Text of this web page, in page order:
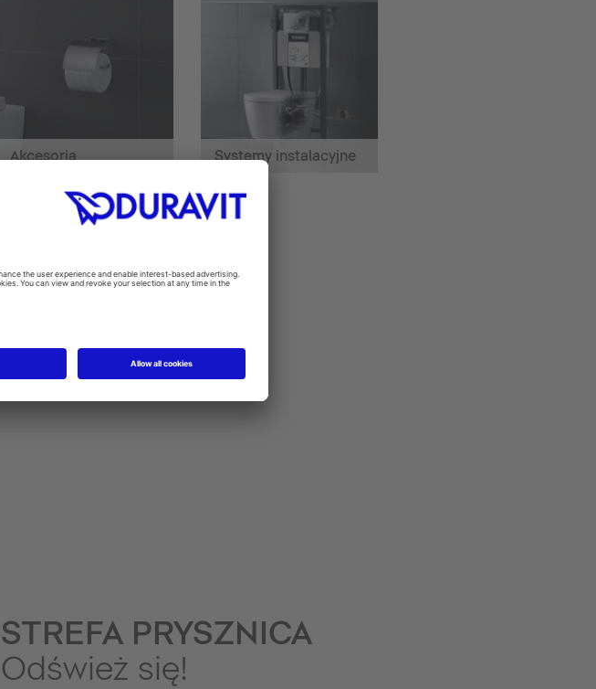
Akcesoria Systemy instalacyjne
STREFA PRYSZNICA
Odśwież się!